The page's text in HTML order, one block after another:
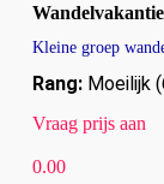
Kleine groep
Rang:Moeilijk
Vraag prijs aan
0.00